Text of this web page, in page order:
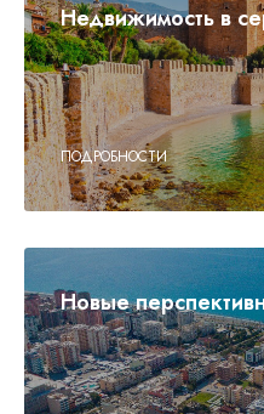
Недвижимость в
ПОДРОБНОСТИ
Новые